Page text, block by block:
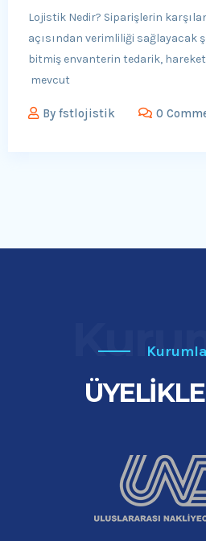
Lojistik Nedir? Siparişlerin
açısından verimliliği sağlayacak
bitmiş envanterin tedarik, hareket
mevcut
By fstlojistik 0